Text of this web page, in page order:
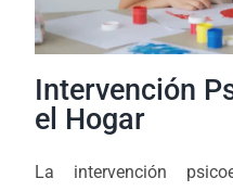
Intervención
el Hogar
La intervención